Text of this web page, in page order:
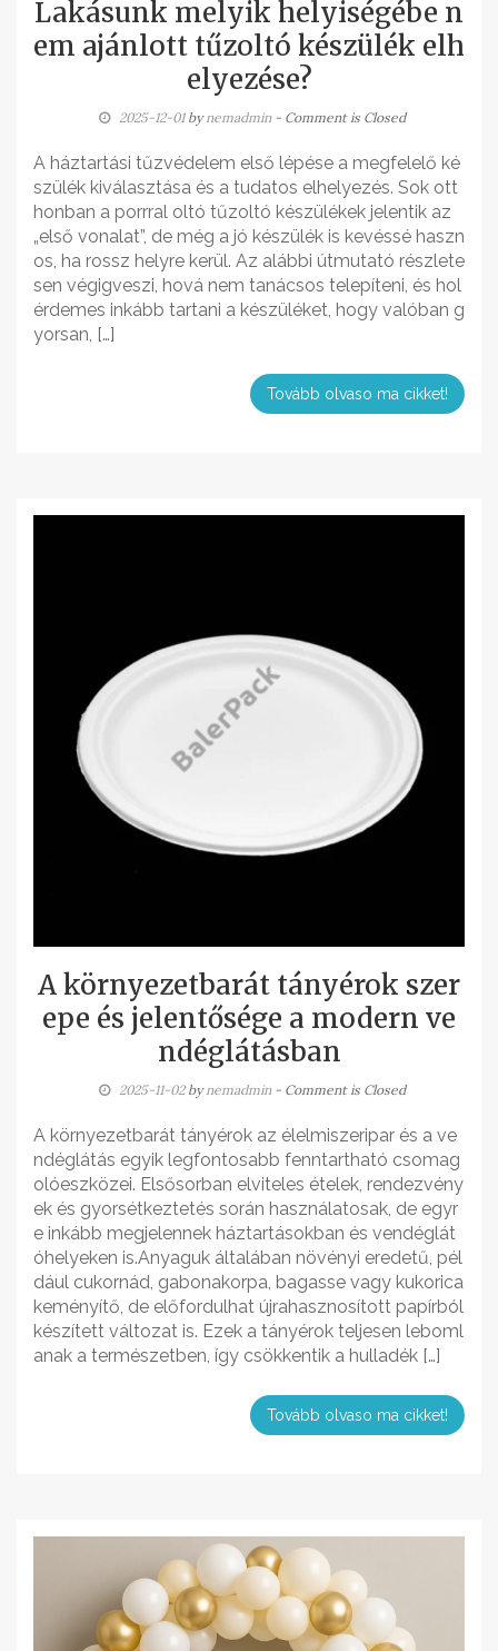
Lakásunk melyik helyiségébe n
em ajánlott tűzoltó készülék elh
elyezése?
2025-12-01bynemadmin - Comment is Closed
A háztartási tűzvédelem első lépése a megfelelő ké
szülék kiválasztása és a tudatos elhelyezés. Sok ott
honban a porrral oltó tűzoltó készülékek jelentik az
„első vonalat”, de még a jó készülék is kevéssé haszn
os, ha rossz helyre kerül. Az alábbi útmutató részlete
sen végigveszi, hová nem tanácsos telepíteni, és hol
érdemes inkább tartani a készüléket, hogy valóban g
yorsan, […]
Tovább olvaso ma cikket!
A környezetbarát tányérok szer
epe és jelentősége a modern ve
ndéglátásban
2025-11-02bynemadmin - Comment is Closed
A környezetbarát tányérok az élelmiszeripar és a ve
ndéglátás egyik legfontosabb fenntartható csomag
olóeszközei. Elsősorban elviteles ételek, rendezvény
ek és gyorsétkeztetés során használatosak, de egyr
e inkább megjelennek háztartásokban és vendéglát
óhelyeken is.Anyaguk általában növényi eredetű, pél
dául cukornád, gabonakorpa, bagasse vagy kukorica
keményítő, de előfordulhat újrahasznosított papírból
készített változat is. Ezek a tányérok teljesen leboml
anak a természetben, így csökkentik a hulladék […]
Tovább olvaso ma cikket!